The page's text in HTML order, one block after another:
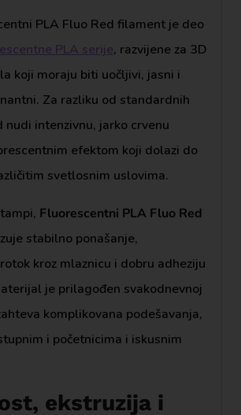
PLA Fluo Red filament je deo
PLA serije, razvijene za 3D
koji moraju biti uočljivi, jasni i
Za razliku od standardnih
nudi intenzivnu, jarko crvenu
efektom koji dolazi do
svetlosnim uslovima.
Fluorescentni PLA Fluo Red
stabilno ponašanje,
kroz mlaznicu i dobru adheziju
je prilagođen svakodnevnoj
komplikovana podešavanja,
i početnicima i iskusnim
ekstruzija i